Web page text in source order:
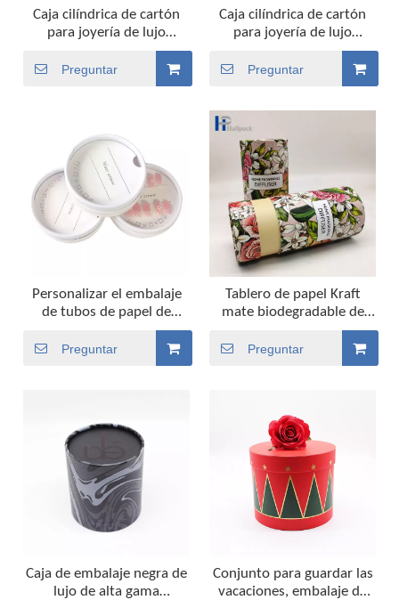
Caja cilíndrica de cartón
para joyería de lujo
personalizada, embalaje
de tubo de papel para
reloj, pendientes de
Preguntar
Caja cilíndrica de cartón
para joyería de lujo
personalizada, caja de
tubo redondo
empaquetada para reloj,
preciosas, pulsera, collar,
anillo
Preguntar
Personalizar el embalaje
de tubos de papel de
collares de anillos de
accesorios de cajas de
cilindro de cartón Kraft
Preguntar
Tablero de papel Kraft
mate biodegradable de
alta calidad, tubo de papel
redondo, toalla, ropa
interior, bufanda de seda,
Preguntar
Caja de embalaje negra de
lujo de alta gama
Conjunto para guardar las
vacaciones, embalaje de